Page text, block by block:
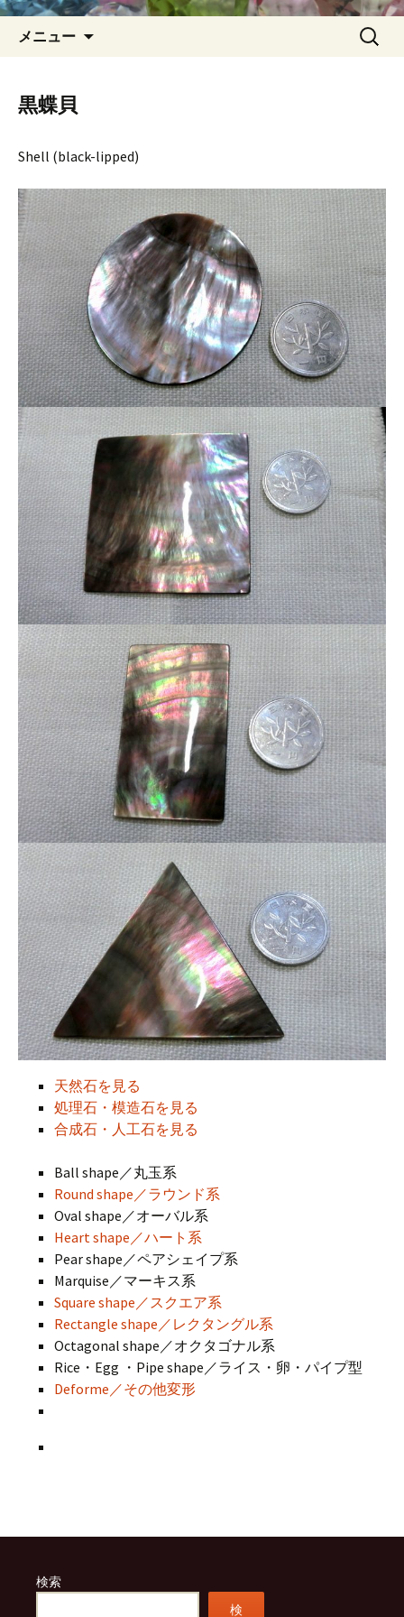
メニュー
ス
ッ
プ
検
索:
黒蝶貝
Shell (black-lipped)
天然石を見る
処理石・模造石を見る
合成石・人工石を見る
Ball shape／丸玉系
Round shape／ラウンド系
Oval shape／オーバル系
Heart shape／ハート系
Pear shape／ペアシェイプ系
Marquise／マーキス系
Square shape／スクエア系
Rectangle shape／レクタングル系
Octagonal shape／オクタゴナル系
Rice・Egg ・Pipe shape／ライス・卵・パイプ型
Deforme／その他変形
検索
検